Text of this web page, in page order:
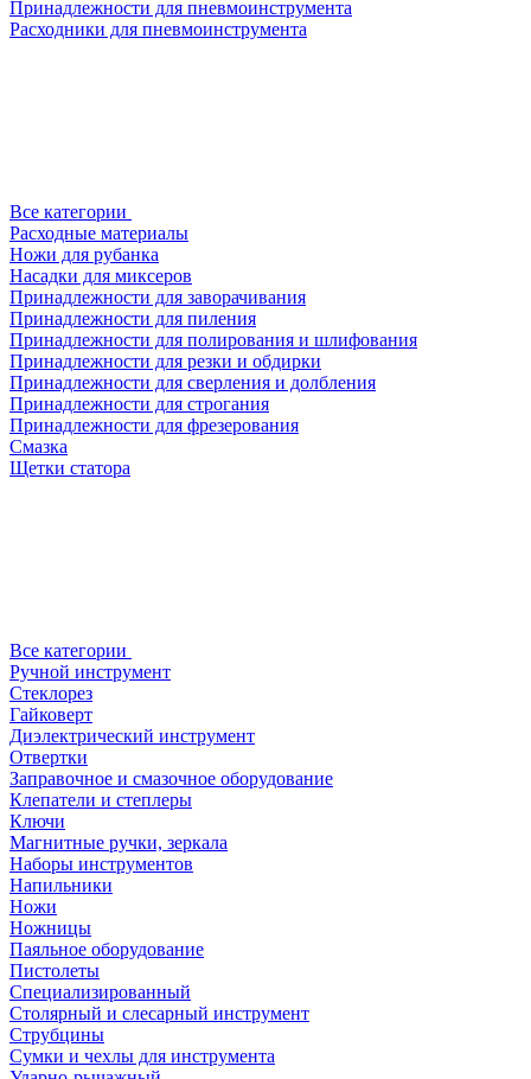
Принадлежности для пневмоинструмента
Расходники для пневмоинструмента
Все категории
Расходные материалы
Ножи для рубанка
Насадки для миксеров
Принадлежности для заворачивания
Принадлежности для пиления
Принадлежности для полирования и шлифования
Принадлежности для резки и обдирки
Принадлежности для сверления и долбления
Принадлежности для строгания
Принадлежности для фрезерования
Смазка
Щетки статора
Все категории
Ручной инструмент
Стеклорез
Гайковерт
Диэлектрический инструмент
Отвертки
Заправочное и смазочное оборудование
Клепатели и степлеры
Ключи
Магнитные ручки, зеркала
Наборы инструментов
Напильники
Ножи
Ножницы
Паяльное оборудование
Пистолеты
Специализированный
Столярный и слесарный инструмент
Струбцины
Сумки и чехлы для инструмента